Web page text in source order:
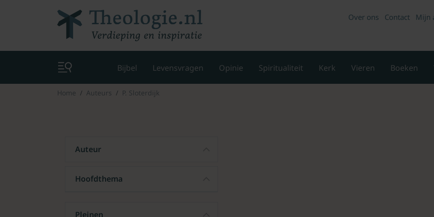
Over ons Contact Mijn
Bijbel Levensvragen Opinie Spiritualiteit Kerk Vieren Boeken
Home Auteurs P. Sloterdijk
Auteur
Hoofdthema
Pleinen